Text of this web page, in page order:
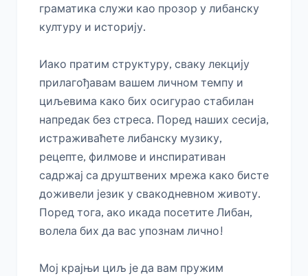
граматика служи као прозор у либанску
културу и историју.
Иако пратим структуру, сваку лекцију
прилагођавам вашем личном темпу и
циљевима како бих осигурао стабилан
напредак без стреса. Поред наших сесија,
истраживаћете либанску музику,
рецепте, филмове и инспиративан
садржај са друштвених мрежа како бисте
доживели језик у свакодневном животу.
Поред тога, ако икада посетите Либан,
волела бих да вас упознам лично!
Мој крајњи циљ је да вам пружим